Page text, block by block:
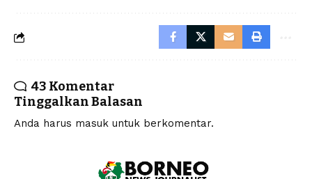
43 Komentar
Tinggalkan Balasan
Anda harus masuk untuk berkomentar.